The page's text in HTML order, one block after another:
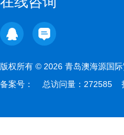
版权所有 © 2026 青岛澳海源国
备案号：
总访问量：272585